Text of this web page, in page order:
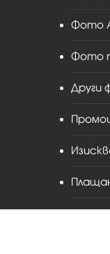
Фото
Фото
Други